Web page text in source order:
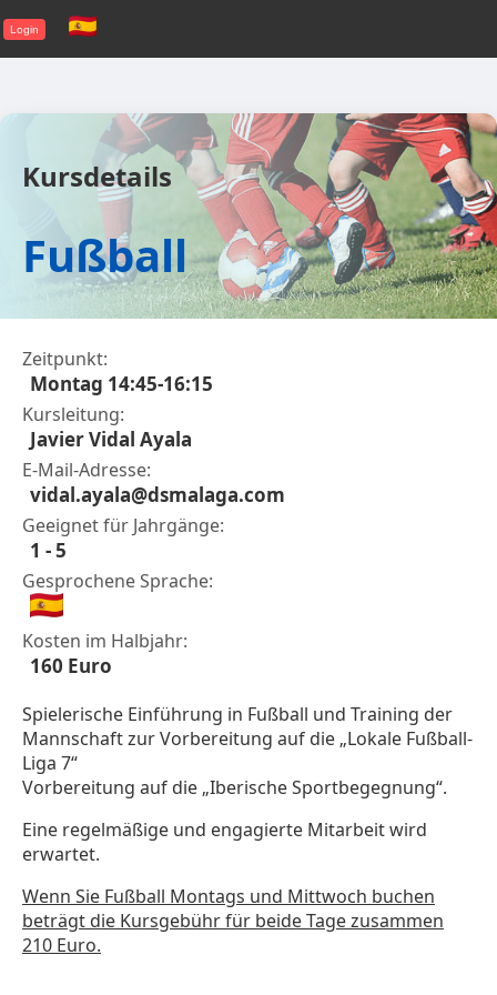
Login
Kursdetails
Fußball
Zeitpunkt:
Montag 14:45-16:15
Kursleitung:
Javier Vidal Ayala
E-Mail-Adresse:
vidal.ayala@dsmalaga.com
Geeignet für Jahrgänge:
1 - 5
Gesprochene Sprache:
Kosten im Halbjahr:
160 Euro
Spielerische Einführung in Fußball und Training der
Mannschaft zur Vorbereitung auf die „Lokale Fußball-
Liga 7“
Vorbereitung auf die „Iberische Sportbegegnung“.
Eine regelmäßige und engagierte Mitarbeit wird
erwartet.
Wenn Sie Fußball Montags und Mittwoch buchen
beträgt die Kursgebühr für beide Tage zusammen
210 Euro.